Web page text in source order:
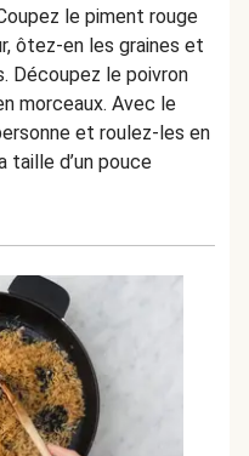
le piment rouge
ôtez-en les graines et
Découpez le poivron
morceaux. Avec le
et roulez-les en
taille d’un pouce